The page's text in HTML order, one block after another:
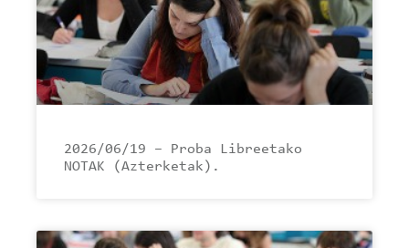
2026/06/19 – Proba Libreetako
NOTAK (Azterketak).